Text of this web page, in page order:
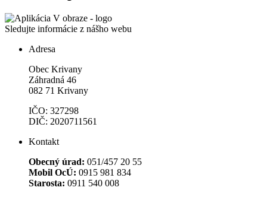
Sledujte informácie z nášho webu
Adresa
Obec Krivany
Záhradná 46
082 71 Krivany
IČO: 327298
DIČ: 2020711561
Kontakt
Obecný úrad: 051/457 20 55
Mobil OcÚ: 0915 981 834
Starosta: 0911 540 008